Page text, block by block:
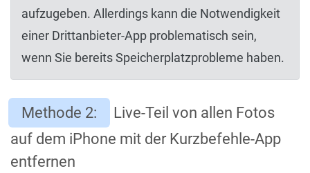
aufzugeben. Allerdings kann die Notwendigkeit
einer Drittanbieter-App problematisch sein,
wenn Sie bereits Speicherplatzprobleme haben.
Methode 2:
Live-Teil von allen Fotos
auf dem iPhone mit der Kurzbefehle-App
entfernen